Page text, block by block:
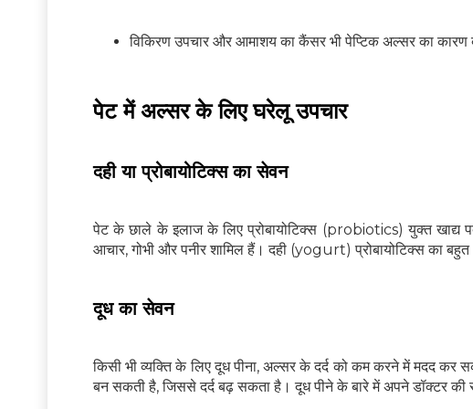
विकिरण उपचार और आमाशय का कैंसर भी पेप्टिक अल्सर का कारण
पेट में अल्सर के लिए घरेलू उपचार
दही या प्रोबायोटिक्स का सेवन
पेट के छाले के इलाज के लिए प्रोबायोटिक्स (probiotics) युक्त खाद्य
आचार, गोभी और पनीर शामिल हैं। दही (yogurt) प्रोबायोटिक्स का
दूध का सेवन
किसी भी व्यक्ति के लिए दूध पीना, अल्सर के दर्द को कम करने में मदद कर
बन सकती है, जिससे दर्द बढ़ सकता है। दूध पीने के बारे में अपने डॉक्टर की